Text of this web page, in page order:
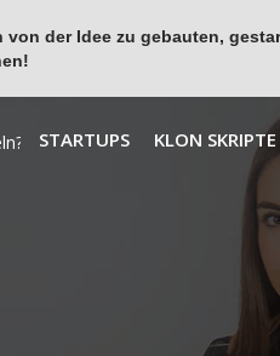
der Idee zu gebauten,
STARTUPS KLON SKRIPTE